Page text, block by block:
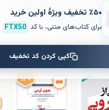
دلیل اصلی کار در حالت غرقگی این
را بیشتر درگیر کارمان می‌کند، حالا
می‌خواهد باشد
٪۲۰
٪۵۰ تخفیف ویژۀ اولین خرید
برای کتاب‌های متنی، با کد FTX50
کپی کردن کد تخفیف